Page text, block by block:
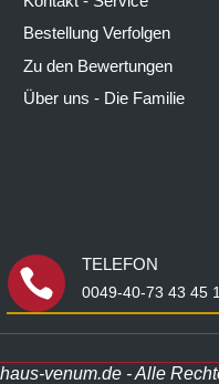
Bestellung Verfolgen
Zu den Bewertungen
Über uns - Die Familie

TELEFON
0049-40-73 43 45
venum.de - Alle